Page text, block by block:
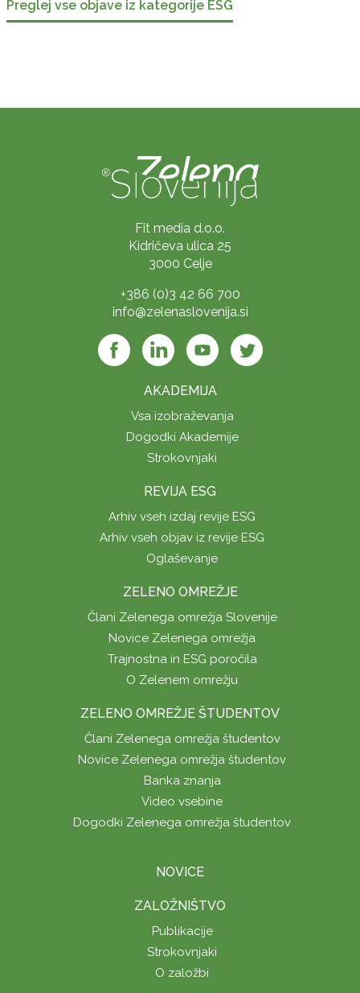
Preglej vse objave iz kategorije ESG
Fit media d.o.o.
Kidričeva ulica 25
3000 Celje
+386 (0)3 42 66 700
info@zelenaslovenija.si
AKADEMIJA
Vsa izobraževanja
Dogodki Akademije
Strokovnjaki
REVIJA ESG
Arhiv vseh izdaj revije ESG
Arhiv vseh objav iz revije ESG
Oglaševanje
ZELENO OMREŽJE
Člani Zelenega omrežja Slovenije
Novice Zelenega omrežja
Trajnostna in ESG poročila
O Zelenem omrežju
ZELENO OMREŽJE ŠTUDENTOV
Člani Zelenega omrežja študentov
Novice Zelenega omrežja študentov
Banka znanja
Video vsebine
Dogodki Zelenega omrežja študentov
NOVICE
ZALOŽNIŠTVO
Publikacije
Strokovnjaki
O založbi